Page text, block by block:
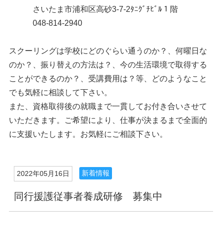
さいたま市浦和区高砂3-7-2ﾀﾆｸﾞﾁﾋﾞﾙ１階
048-814-2940
スクーリングは学校にどのぐらい通うのか？、何曜日な
のか？、振り替えの方法は？、今の生活環境で取得する
ことができるのか？、受講費用は？等、どのようなこと
でも気軽に相談して下さい。
また、資格取得後の就職まで一貫してお付き合いさせて
いただきます。ご希望により、仕事が決まるまで全面的
に支援いたします。お気軽にご相談下さい。
2022年05月16日 新着情報
同行援護従事者養成研修 募集中